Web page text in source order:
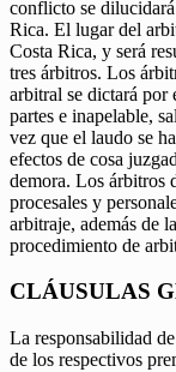
conflicto se
Rica. El lugar del
Costa Rica, y será
tres árbitros. Los
arbitral se dictará por
partes e inapelable,
vez que el laudo se
efectos de cosa
demora. Los árbitros
procesales y
arbitraje, además de
procedimiento de
CLÁUSULAS
La responsabilidad de
de los respectivos